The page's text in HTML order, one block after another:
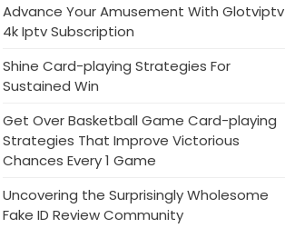
Advance Your Amusement With Glotviptv
4k Iptv Subscription
Shine Card-playing Strategies For
Sustained Win
Get Over Basketball Game Card-playing
Strategies That Improve Victorious
Chances Every 1 Game
Uncovering the Surprisingly Wholesome
Fake ID Review Community